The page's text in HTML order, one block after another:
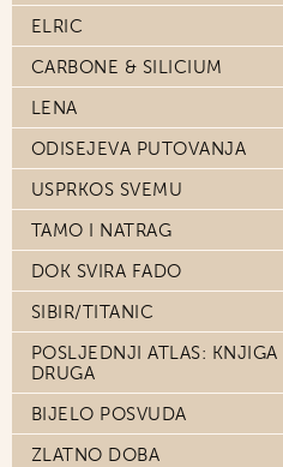
ELRIC
CARBONE & SILICIUM
LENA
ODISEJEVA PUTOVANJA
USPRKOS SVEMU
TAMO I NATRAG
DOK SVIRA FADO
SIBIR/TITANIC
POSLJEDNJI ATLAS: KNJIGA
DRUGA
BIJELO POSVUDA
ZLATNO DOBA